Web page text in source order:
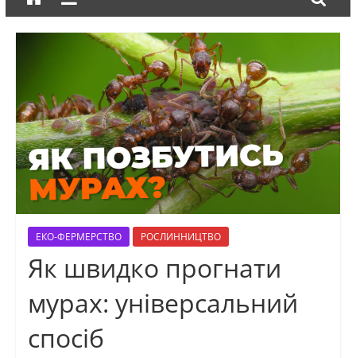
ЕКО-ФЕРМЕРСТВО РОСЛИННИЦТВО
Як швидко прогнати
мурах: універсальний
спосіб